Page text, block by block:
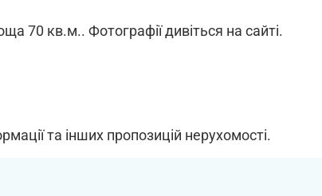
70 кв.м.. Фотографії дивіться на сайті.
та інших пропозицій нерухомості.